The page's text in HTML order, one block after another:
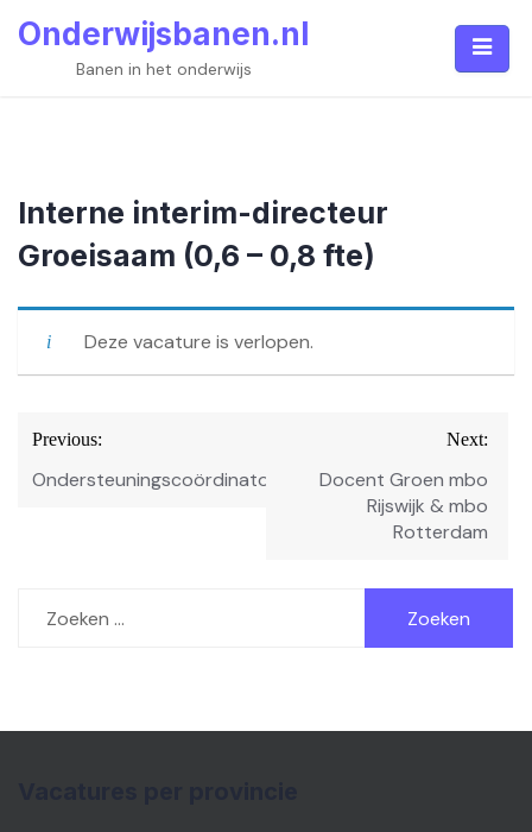
Onderwijsbanen.nl
Banen in het onderwijs
Interne interim-directeur
Groeisaam (0,6 – 0,8 fte)
Deze vacature is verlopen.
Bericht
navigatie
Previous:
Ondersteuningscoördinator
Next:
Docent Groen mbo
Rijswijk & mbo
Rotterdam
naar: